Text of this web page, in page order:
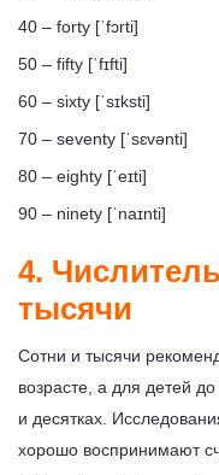
40 – forty [ˈfɔrti]
50 – fifty [ˈfɪfti]
60 – sixty [ˈsɪksti]
70 – seventy [ˈsɛvənti]
80 – eighty [ˈeɪti]
90 – ninety [ˈnaɪnti]
4.
тысячи
Сотни и тысячи
возрасте, а для детей
и десятках.
хорошо воспринимают